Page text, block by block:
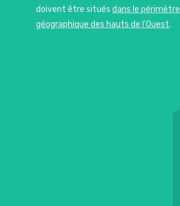
doivent être situés dans le périmètre
géographique des hauts de l’Ouest.